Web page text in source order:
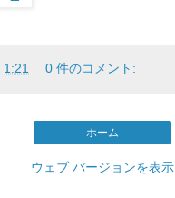
1:21 0 件のコメント:
ホーム
ウェブ バージョンを表示